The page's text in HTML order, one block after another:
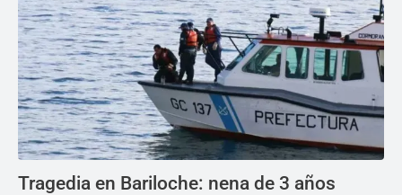
Tragedia en Bariloche: nena de 3 años